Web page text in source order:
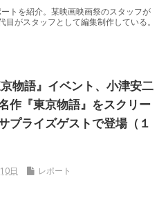
トを紹介。某映画映画祭のスタッフが
がスタッフとして編集制作している。
物語』イベント、小津安二
作『東京物語』をスクリー
プライズゲストで登場（１
日
レポート